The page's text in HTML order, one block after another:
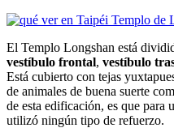
El Templo Longshan está
vestíbulo frontal, vestíbulo
Está cubierto con tejas
de animales de buena suerte
de esta edificación, es que para
utilizó ningún tipo de refuerzo.